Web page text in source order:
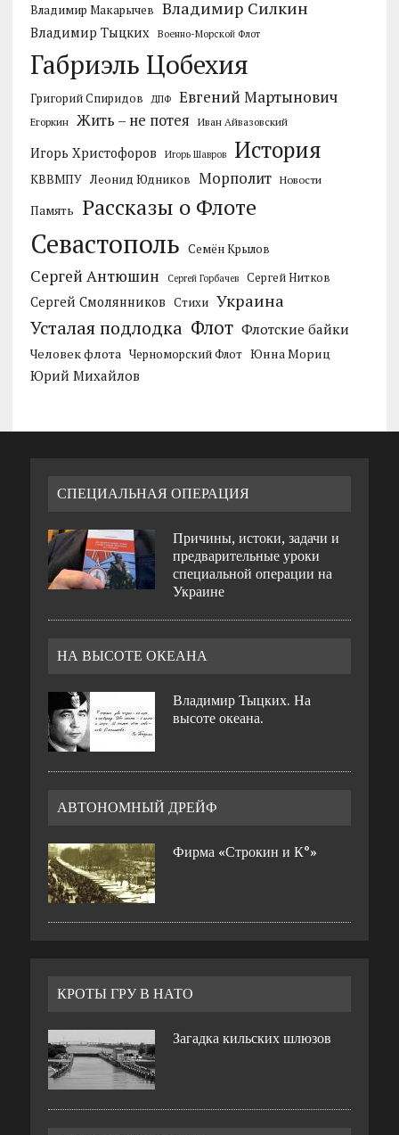
Владимир Макарычев Владимир Силкин
Владимир Тыцких Военно-Морской Флот
Габриэль Цобехия
Григорий Спиридов ДПФ Евгений Мартынович
Егоркин Жить – не потея Иван Айвазовский
Игорь Христофоров Игорь Шавров История
КВВМПУ Леонид Юдников Морполит Новости
Память Рассказы о Флоте
Севастополь Семён Крылов
Сергей Антюшин Сергей Горбачев Сергей Нитков
Сергей Смолянников Стихи Украина
Усталая подлодка Флот Флотские байки
Человек флота Черноморский Флот Юнна Мориц
Юрий Михайлов
СПЕЦИАЛЬНАЯ ОПЕРАЦИЯ
Причины, истоки, задачи и
предварительные уроки
специальной операции на
Украине
НА ВЫСОТЕ ОКЕАНА
Владимир Тыцких. На
высоте океана.
АВТОНОМНЫЙ ДРЕЙФ
Фирма «Строкин и К°»
КРОТЫ ГРУ В НАТО
Загадка кильских шлюзов